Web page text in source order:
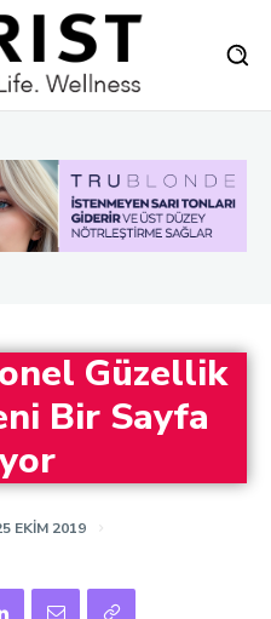
Güzellik
Bir Sayfa
EKIM 2019